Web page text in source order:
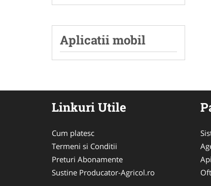
Aplicatii mobil
Linkuri Utile
Cum platesc
Termeni si Conditii
Preturi Abonamente
Sustine Producator-Agricol.ro